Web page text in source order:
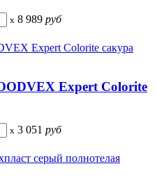
x 8 989 руб
Expert Colorite
x 3 051 руб